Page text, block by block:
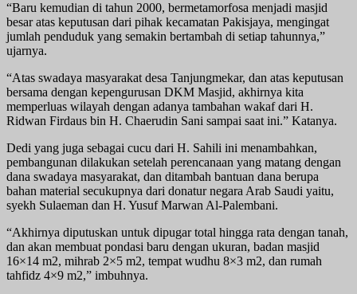
“Baru kemudian di tahun 2000, bermetamorfosa menjadi masjid
besar atas keputusan dari pihak kecamatan Pakisjaya, mengingat
jumlah penduduk yang semakin bertambah di setiap tahunnya,”
ujarnya.
“Atas swadaya masyarakat desa Tanjungmekar, dan atas keputusan
bersama dengan kepengurusan DKM Masjid, akhirnya kita
memperluas wilayah dengan adanya tambahan wakaf dari H.
Ridwan Firdaus bin H. Chaerudin Sani sampai saat ini.” Katanya.
Dedi yang juga sebagai cucu dari H. Sahili ini menambahkan,
pembangunan dilakukan setelah perencanaan yang matang dengan
dana swadaya masyarakat, dan ditambah bantuan dana berupa
bahan material secukupnya dari donatur negara Arab Saudi yaitu,
syekh Sulaeman dan H. Yusuf Marwan Al-Palembani.
“Akhirnya diputuskan untuk dipugar total hingga rata dengan tanah,
dan akan membuat pondasi baru dengan ukuran, badan masjid
16×14 m2, mihrab 2×5 m2, tempat wudhu 8×3 m2, dan rumah
tahfidz 4×9 m2,” imbuhnya.